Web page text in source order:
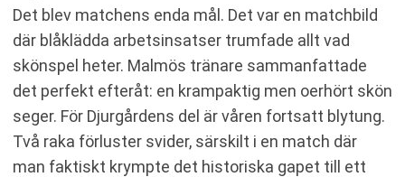
Det blev matchens enda mål. Det var en matchbild
där blåklädda arbetsinsatser trumfade allt vad
skönspel heter. Malmös tränare sammanfattade
det perfekt efteråt: en krampaktig men oerhört skön
seger. För Djurgårdens del är våren fortsatt blytung.
Två raka förluster svider, särskilt i en match där
man faktiskt krympte det historiska gapet till ett